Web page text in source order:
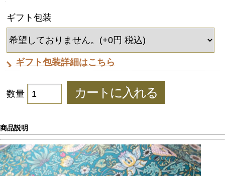
ギフト包装
ギフト包装詳細はこちら
数量
商品説明